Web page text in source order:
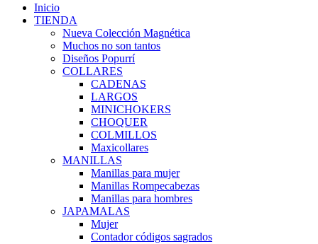
Inicio
TIENDA
Nueva Colección Magnética
Muchos no son tantos
Diseños Popurrí
COLLARES
CADENAS
LARGOS
MINICHOKERS
CHOQUER
COLMILLOS
Maxicollares
MANILLAS
Manillas para mujer
Manillas Rompecabezas
Manillas para hombres
JAPAMALAS
Mujer
Contador códigos sagrados